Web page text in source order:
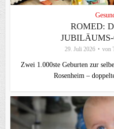
ROMED:
29. Juli 2026 von
Zwei 1.000ste Geburten zur
Rosenheim –